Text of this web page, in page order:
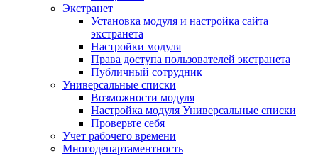
Экстранет
Установка модуля и настройка сайта
экстранета
Настройки модуля
Права доступа пользователей экстранета
Публичный сотрудник
Универсальные списки
Возможности модуля
Настройка модуля Универсальные списки
Проверьте себя
Учет рабочего времени
Многодепартаментность